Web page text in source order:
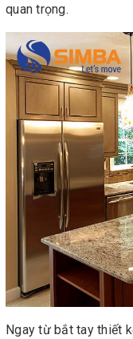
quan trọng.
Ngay từ bắt tay thiết